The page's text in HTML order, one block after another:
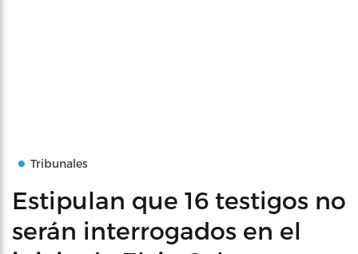
Tribunales
Estipulan que 16 testigos no
serán interrogados en el